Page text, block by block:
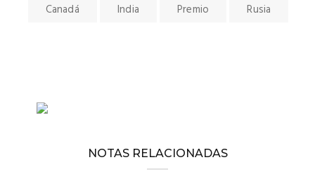
Canadá India Premio Rusia
NOTAS RELACIONADAS